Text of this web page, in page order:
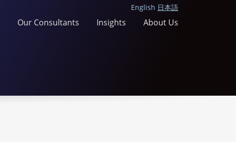
English 日本語
Our Consultants Insights About Us